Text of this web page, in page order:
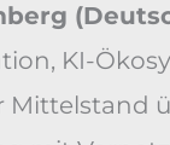
KI-
Mittelstand